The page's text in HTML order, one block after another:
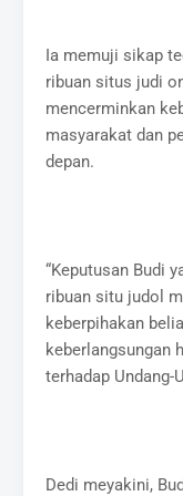
Ia memuji sikap
ribuan situs judi
mencerminkan
masyarakat dan
depan.
“Keputusan Budi
ribuan situ judol
keberpihakan
keberlangsungan
terhadap Undang-
Dedi meyakini,